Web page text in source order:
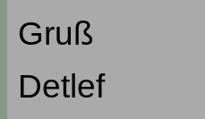
Gruß
Detlef